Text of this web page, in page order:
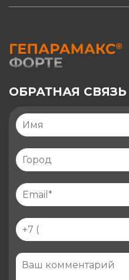
ОБРАТНАЯ СВЯЗЬ